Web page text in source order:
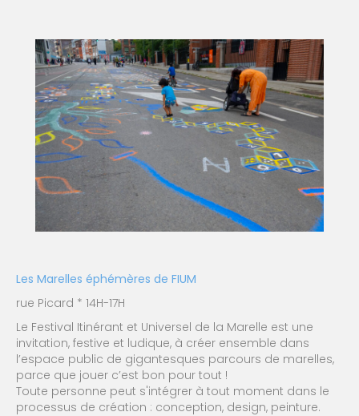
Les Marelles éphémères de FIUM
rue Picard * 14H-17H
Le Festival Itinérant et Universel de la Marelle est une
invitation, festive et ludique, à créer ensemble dans
l’espace public de gigantesques parcours de marelles,
parce que jouer c’est bon pour tout !
Toute personne peut s'intégrer à tout moment dans le
processus de création : conception, design, peinture.